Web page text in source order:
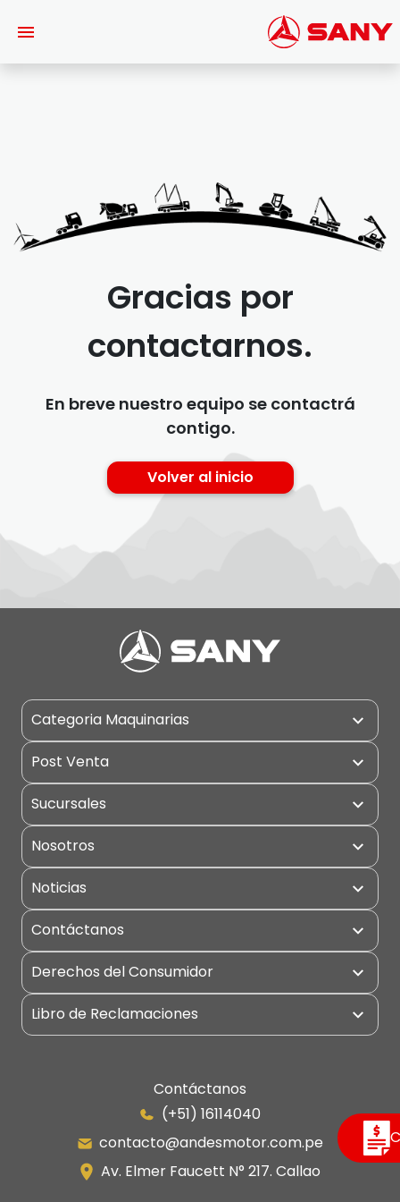
Gracias por
contactarnos.
En breve nuestro equipo se contactrá
contigo.
Volver al inicio
Categoria Maquinarias
Cargadores
Excavadoras
Manipulador Telescópico
Miniexcavadoras
Montacargas
Retroexcavadoras
Rodillo Compactador
Post Venta
Puntos de Servicio
Sucursales
Nosotros
Noticias
Contáctanos
Derechos del Consumidor
Libro de Reclamaciones
Contáctanos
(+51) 16114040
contacto@andesmotor.com.pe
Av. Elmer Faucett N° 217. Callao